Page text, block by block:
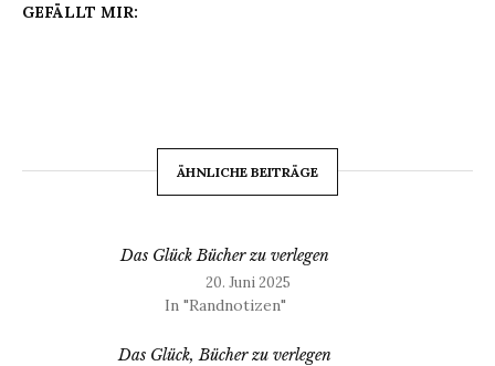
GEFÄLLT MIR:
ÄHNLICHE BEITRÄGE
Das Glück Bücher zu verlegen
20. Juni 2025
In "Randnotizen"
Das Glück, Bücher zu verlegen